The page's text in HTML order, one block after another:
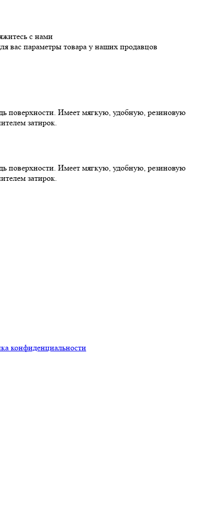
с нами
вас параметры товара у наших продавцов
поверхности. Имеет мягкую, удобную, резиновую
затирок.
поверхности. Имеет мягкую, удобную, резиновую
затирок.
конфиденциальности